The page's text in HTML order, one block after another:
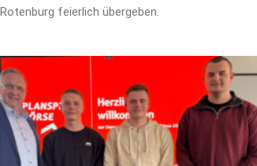
feierlich übergeben.